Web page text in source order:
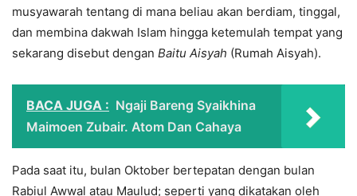
musyawarah tentang di mana beliau akan berdiam, tinggal,
dan membina dakwah Islam hingga ketemulah tempat yang
sekarang disebut dengan Baitu Aisyah (Rumah Aisyah).
BACA JUGA : Ngaji Bareng Syaikhina
Maimoen Zubair. Atom Dan Cahaya
Pada saat itu, bulan Oktober bertepatan dengan bulan
Rabiul Awwal atau Maulud; seperti yang dikatakan oleh